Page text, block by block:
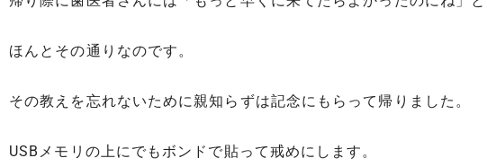
ほんとその通りなのです。
その教えを忘れないために親知らずは記念にもらって帰りました。
USBメモリの上にでもボンドで貼って戒めにします。